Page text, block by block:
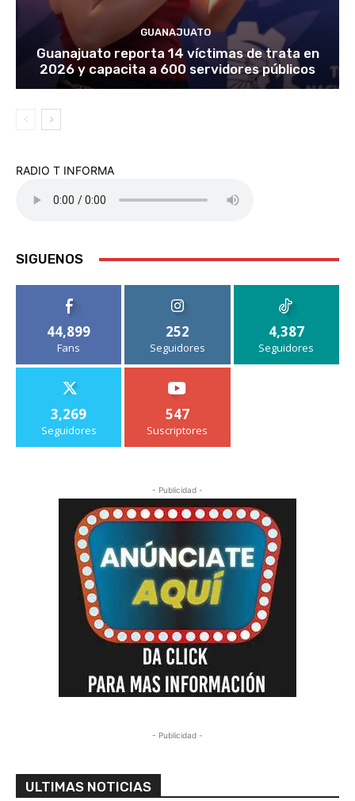
GUANAJUATO
Guanajuato reporta 14 víctimas de trata en
2026 y capacita a 600 servidores públicos
RADIO T INFORMA
SIGUENOS
44,899
Fans
252
Seguidores
4,387
Seguidores
3,269
Seguidores
547
Suscriptores
- Publicidad -
- Publicidad -
ULTIMAS NOTICIAS